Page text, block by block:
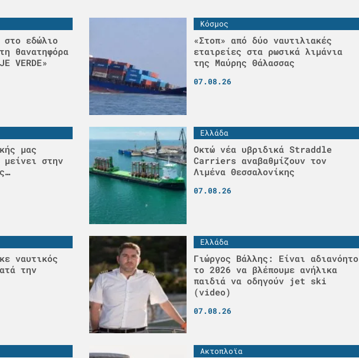
εδώλιο
θανατηφόρα
VERDE»
Κόσμος
«Στοπ» από δύο ναυτιλιακές
εταιρείες στα ρωσικά λιμάνια
της Μαύρης Θάλασσας
07.08.26
μας
μείνει στην
Ελλάδα
Οκτώ νέα υβριδικά Straddle
Carriers αναβαθμίζουν τον
Λιμένα Θεσσαλονίκης
07.08.26
ναυτικός
την
Ελλάδα
Γιώργος Βάλλης: Είναι αδιανόητο
το 2026 να βλέπουμε ανήλικα
παιδιά να οδηγούν jet ski
(video)
07.08.26
Ακτοπλοϊα